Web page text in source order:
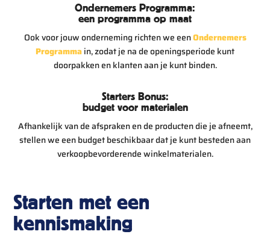
Ondernemers Programma:
een programma op maat
Ook voor jouw onderneming richten we eenOndernemers
Programmain, zodat je na de openingsperiode kunt
doorpakken en klanten aan je kunt binden.
Starters Bonus:
budget voor materialen
Afhankelijk van de afspraken en de producten die je afneemt,
stellen we een budget beschikbaar dat je kunt besteden aan
verkoopbevorderende winkelmaterialen.
Starten met een
kennismaking